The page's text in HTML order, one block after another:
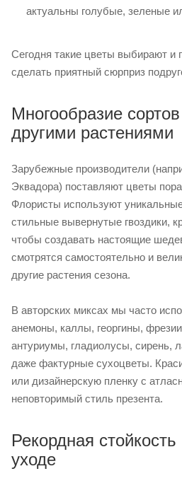
актуальны голубые, зеленые
Сегодня такие цветы выбирают и
сделать приятный сюрприз
Многообразие
другими растениями
Зарубежные производители
Эквадора) поставляют цветы
Флористы используют
стильные вывернутые гвоздики,
чтобы создавать настоящие
смотрятся самостоятельно и
другие растения сезона.
В авторских миксах мы часто
анемоны, каллы, георгины,
антуриумы, гладиолусы, сирень,
даже фактурные сухоцветы.
или дизайнерскую пленку с
неповторимый стиль презента.
Рекордная
уходе